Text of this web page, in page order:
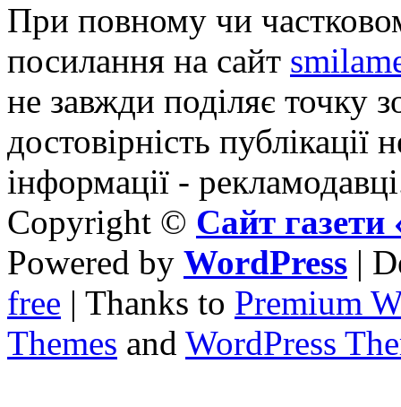
При повному чи
посилання на сайт
не завжди поділяє точку
достовірність публікації
інформації -
Copyright © Сайт
Powered by WordPress |
free | Thanks to Premium
Themes and WordPress